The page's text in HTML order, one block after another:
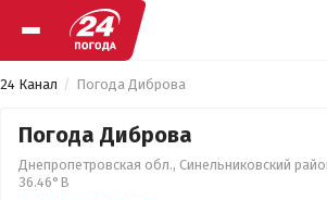
24 Канал Погода Диброва
Погода Диброва
Днепропетровская обл., Синельниковский
36.46°В